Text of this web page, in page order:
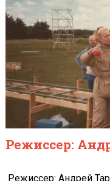
Режиссер:
Режиссер: Андрей